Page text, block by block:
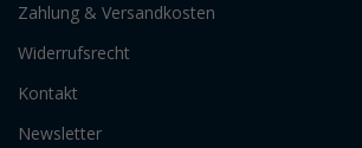
Zahlung & Versandkosten
Widerrufsrecht
Kontakt
Newsletter